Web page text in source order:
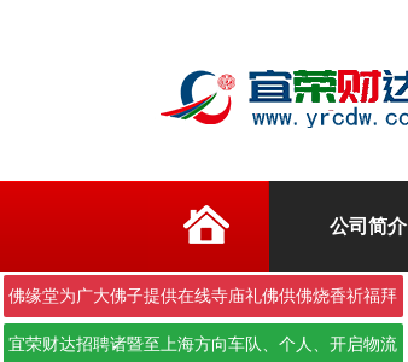
公司简介
佛缘堂为广大佛子提供在线寺庙礼佛供佛烧香祈福拜
佛
宜荣财达招聘诸暨至上海方向车队、个人、开启物流